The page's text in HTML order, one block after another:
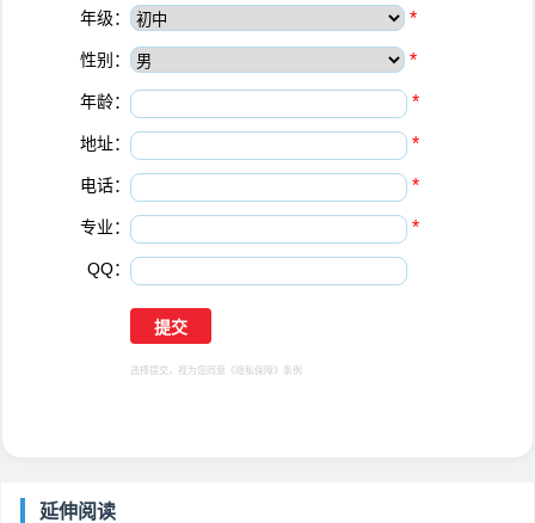
年级： *
性别： *
年龄： *
地址： *
电话： *
专业： *
QQ：
选择提交，视为您同意 《隐私保障》 条例
延伸阅读